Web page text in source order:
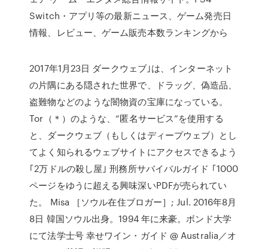
Switch・アプリ等の最新ニュース、ゲーム発売日
情報、レビュー、ゲーム販売本数ランキングから
2017年1月23日 ダークウェブ｣は、インターネット
の片隅にある隠された世界で、ドラッグ、偽造品、
盗難物などのような闇物資の宝庫になっている。
Tor（＊）のような、“匿名サービス”を使用する
と、ダークウェブ（もしくはディープウェブ）とし
てよく知られるウェブサイトにアクセスできるよう
｢2万ドルの殺し屋｣ 刑務所サバイバルガイド ｢1000
ページをゆうに超える興味深いPDFが売られてい
た。 Misa ［ソウル在住ブロガー］; Jul. 2016年8月
8日 韓国ソウル出身。1994 年に来豪。ボンド大学
にて法学士号 幸せワイン・ガイド @ Australia／オ